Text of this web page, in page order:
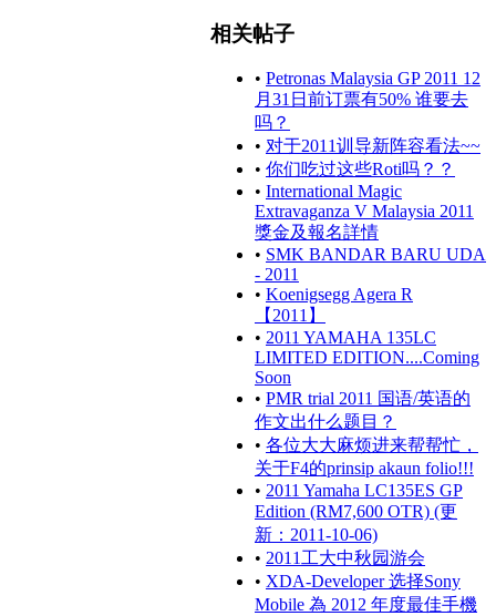
相关帖子
• Petronas Malaysia GP 2011 12
月31日前订票有50% 谁要去
吗？
• 对于2011训导新阵容看法~~
• 你们吃过这些Roti吗？？
• International Magic
Extravaganza V Malaysia 2011
獎金及報名詳情
• SMK BANDAR BARU UDA
- 2011
• Koenigsegg Agera R
【2011】
• 2011 YAMAHA 135LC
LIMITED EDITION....Coming
Soon
• PMR trial 2011 国语/英语的
作文出什么题目？
• 各位大大麻烦进来帮帮忙，
关于F4的prinsip akaun folio!!!
• 2011 Yamaha LC135ES GP
Edition (RM7,600 OTR) (更
新：2011-10-06)
• 2011工大中秋园游会
• XDA-Developer 选择Sony
Mobile 為 2012 年度最佳手機